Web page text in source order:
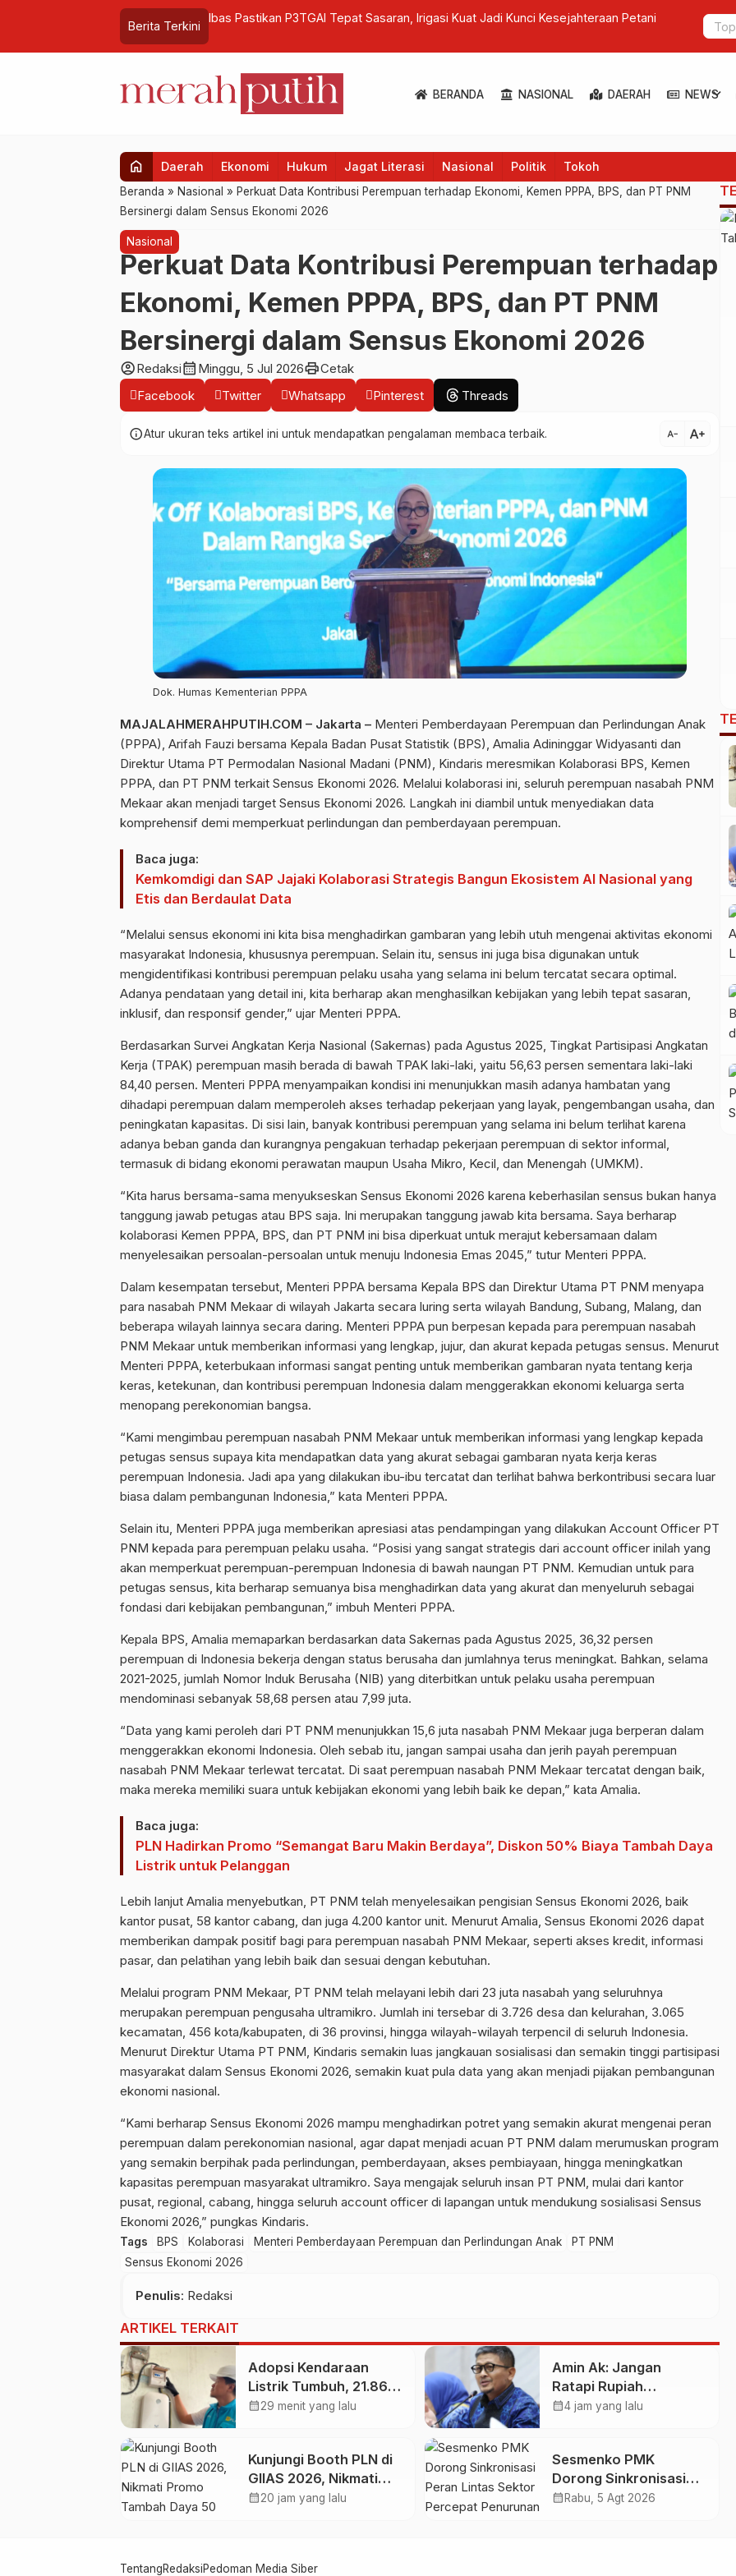
Berita Terkini
BPJPH Di Sidang WTO: Produk Nonhalal Dapat Diimpor
Dorong
BERANDA NASIONAL DAERAH NEWS
expand_more
home Daerah Ekonomi Hukum Jagat Literasi Nasional Politik Tokoh
Beranda » Nasional » Perkuat Data Kontribusi Perempuan terhadap Ekonomi, Kemen PPPA, BPS, dan PT PNM
Bersinergi dalam Sensus Ekonomi 2026
Nasional
Perkuat Data Kontribusi Perempuan terhadap
Ekonomi, Kemen PPPA, BPS, dan PT PNM
Bersinergi dalam Sensus Ekonomi 2026
account_circleRedaksicalendar_month Minggu, 5 Jul 2026printCetak
Facebook
Twitter Whatsapp Pinterest Threads
infoAtur ukuran teks artikel ini untuk mendapatkan pengalaman membaca terbaik. text_decrease text_increase
Dok. Humas Kementerian PPPA
MAJALAHMERAHPUTIH.COM – Jakarta – Menteri Pemberdayaan Perempuan dan Perlindungan Anak
(PPPA), Arifah Fauzi bersama Kepala Badan Pusat Statistik (BPS), Amalia Adininggar Widyasanti dan
Direktur Utama PT Permodalan Nasional Madani (PNM), Kindaris meresmikan Kolaborasi BPS, Kemen
PPPA, dan PT PNM terkait Sensus Ekonomi 2026. Melalui kolaborasi ini, seluruh perempuan nasabah PNM
Mekaar akan menjadi target Sensus Ekonomi 2026. Langkah ini diambil untuk menyediakan data
komprehensif demi memperkuat perlindungan dan pemberdayaan perempuan.
Baca juga:
Kemkomdigi dan SAP Jajaki Kolaborasi Strategis Bangun Ekosistem AI Nasional yang
Etis dan Berdaulat Data
“Melalui sensus ekonomi ini kita bisa menghadirkan gambaran yang lebih utuh mengenai aktivitas ekonomi
masyarakat Indonesia, khususnya perempuan. Selain itu, sensus ini juga bisa digunakan untuk
mengidentifikasi kontribusi perempuan pelaku usaha yang selama ini belum tercatat secara optimal.
Adanya pendataan yang detail ini, kita berharap akan menghasilkan kebijakan yang lebih tepat sasaran,
inklusif, dan responsif gender,” ujar Menteri PPPA.
Berdasarkan Survei Angkatan Kerja Nasional (Sakernas) pada Agustus 2025, Tingkat Partisipasi Angkatan
Kerja (TPAK) perempuan masih berada di bawah TPAK laki-laki, yaitu 56,63 persen sementara laki-laki
84,40 persen. Menteri PPPA menyampaikan kondisi ini menunjukkan masih adanya hambatan yang
dihadapi perempuan dalam memperoleh akses terhadap pekerjaan yang layak, pengembangan usaha, dan
peningkatan kapasitas. Di sisi lain, banyak kontribusi perempuan yang selama ini belum terlihat karena
adanya beban ganda dan kurangnya pengakuan terhadap pekerjaan perempuan di sektor informal,
termasuk di bidang ekonomi perawatan maupun Usaha Mikro, Kecil, dan Menengah (UMKM).
“Kita harus bersama-sama menyukseskan Sensus Ekonomi 2026 karena keberhasilan sensus bukan hanya
tanggung jawab petugas atau BPS saja. Ini merupakan tanggung jawab kita bersama. Saya berharap
kolaborasi Kemen PPPA, BPS, dan PT PNM ini bisa diperkuat untuk merajut kebersamaan dalam
menyelesaikan persoalan-persoalan untuk menuju Indonesia Emas 2045,” tutur Menteri PPPA.
Dalam kesempatan tersebut, Menteri PPPA bersama Kepala BPS dan Direktur Utama PT PNM menyapa
para nasabah PNM Mekaar di wilayah Jakarta secara luring serta wilayah Bandung, Subang, Malang, dan
beberapa wilayah lainnya secara daring. Menteri PPPA pun berpesan kepada para perempuan nasabah
PNM Mekaar untuk memberikan informasi yang lengkap, jujur, dan akurat kepada petugas sensus. Menurut
Menteri PPPA, keterbukaan informasi sangat penting untuk memberikan gambaran nyata tentang kerja
keras, ketekunan, dan kontribusi perempuan Indonesia dalam menggerakkan ekonomi keluarga serta
menopang perekonomian bangsa.
“Kami mengimbau perempuan nasabah PNM Mekaar untuk memberikan informasi yang lengkap kepada
petugas sensus supaya kita mendapatkan data yang akurat sebagai gambaran nyata kerja keras
perempuan Indonesia. Jadi apa yang dilakukan ibu-ibu tercatat dan terlihat bahwa berkontribusi secara luar
biasa dalam pembangunan Indonesia,” kata Menteri PPPA.
Selain itu, Menteri PPPA juga memberikan apresiasi atas pendampingan yang dilakukan Account Officer PT
PNM kepada para perempuan pelaku usaha. “Posisi yang sangat strategis dari account officer inilah yang
akan memperkuat perempuan-perempuan Indonesia di bawah naungan PT PNM. Kemudian untuk para
petugas sensus, kita berharap semuanya bisa menghadirkan data yang akurat dan menyeluruh sebagai
fondasi dari kebijakan pembangunan,” imbuh Menteri PPPA.
Kepala BPS, Amalia memaparkan berdasarkan data Sakernas pada Agustus 2025, 36,32 persen
perempuan di Indonesia bekerja dengan status berusaha dan jumlahnya terus meningkat. Bahkan, selama
2021-2025, jumlah Nomor Induk Berusaha (NIB) yang diterbitkan untuk pelaku usaha perempuan
mendominasi sebanyak 58,68 persen atau 7,99 juta.
“Data yang kami peroleh dari PT PNM menunjukkan 15,6 juta nasabah PNM Mekaar juga berperan dalam
menggerakkan ekonomi Indonesia. Oleh sebab itu, jangan sampai usaha dan jerih payah perempuan
nasabah PNM Mekaar terlewat tercatat. Di saat perempuan nasabah PNM Mekaar tercatat dengan baik,
maka mereka memiliki suara untuk kebijakan ekonomi yang lebih baik ke depan,” kata Amalia.
Baca juga:
PLN Hadirkan Promo “Semangat Baru Makin Berdaya”, Diskon 50% Biaya Tambah Daya
Listrik untuk Pelanggan
Lebih lanjut Amalia menyebutkan, PT PNM telah menyelesaikan pengisian Sensus Ekonomi 2026, baik
kantor pusat, 58 kantor cabang, dan juga 4.200 kantor unit. Menurut Amalia, Sensus Ekonomi 2026 dapat
memberikan dampak positif bagi para perempuan nasabah PNM Mekaar, seperti akses kredit, informasi
pasar, dan pelatihan yang lebih baik dan sesuai dengan kebutuhan.
Melalui program PNM Mekaar, PT PNM telah melayani lebih dari 23 juta nasabah yang seluruhnya
merupakan perempuan pengusaha ultramikro. Jumlah ini tersebar di 3.726 desa dan kelurahan, 3.065
kecamatan, 456 kota/kabupaten, di 36 provinsi, hingga wilayah-wilayah terpencil di seluruh Indonesia.
Menurut Direktur Utama PT PNM, Kindaris semakin luas jangkauan sosialisasi dan semakin tinggi partisipasi
masyarakat dalam Sensus Ekonomi 2026, semakin kuat pula data yang akan menjadi pijakan pembangunan
ekonomi nasional.
“Kami berharap Sensus Ekonomi 2026 mampu menghadirkan potret yang semakin akurat mengenai peran
perempuan dalam perekonomian nasional, agar dapat menjadi acuan PT PNM dalam merumuskan program
yang semakin berpihak pada perlindungan, pemberdayaan, akses pembiayaan, hingga meningkatkan
kapasitas perempuan masyarakat ultramikro. Saya mengajak seluruh insan PT PNM, mulai dari kantor
pusat, regional, cabang, hingga seluruh account officer di lapangan untuk mendukung sosialisasi Sensus
Ekonomi 2026,” pungkas Kindaris.
Tags BPS Kolaborasi Menteri Pemberdayaan Perempuan dan Perlindungan Anak
PT PNM
Sensus Ekonomi 2026
Penulis: Redaksi
ARTIKEL TERKAIT
Adopsi Kendaraan
Listrik Tumbuh, 21.865
Pelanggan Baru
pada Semester I 2026
calendar_month29 menit yang lalu
Amin Ak: Jangan
Ratapi Rupiah
Melemah, Perkuat
calendar_month4 jam yang lalu
Kunjungi Booth PLN di
GIIAS 2026, Nikmati
Promo Tambah Daya
calendar_month20 jam yang lalu
Sesmenko PMK
Dorong Sinkronisasi
Peran Lintas Sektor
calendar_month Rabu, 5 Agt 2026
TentangRedaksiPedoman Media Siber